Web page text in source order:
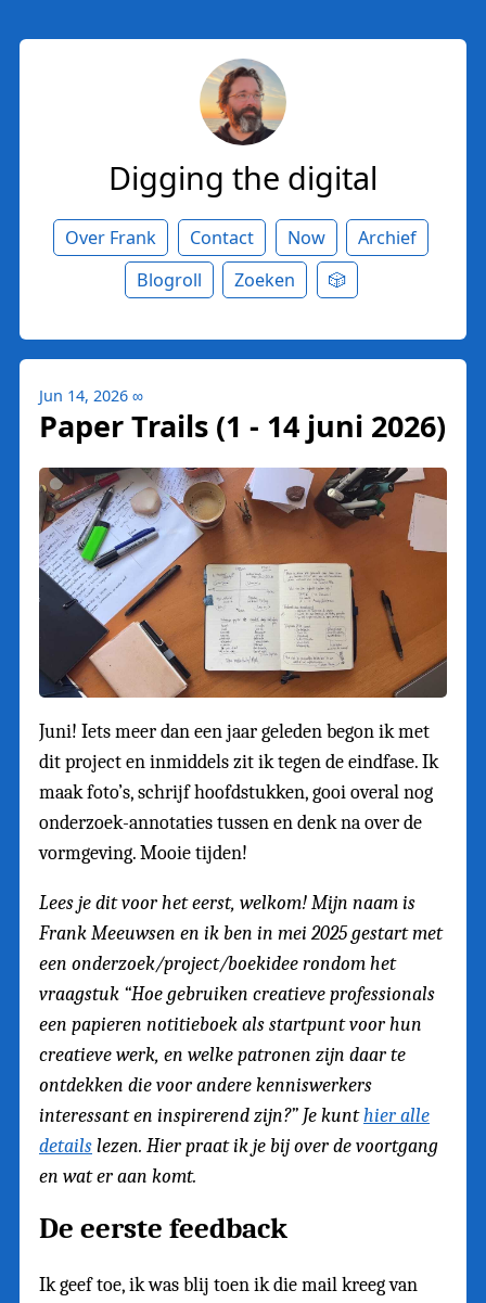
Digging the digital
Over Frank Contact Now
Archief
Blogroll
Zoeken 🎲
Jun 14, 2026 ∞
Paper Trails (1 - 14 juni 2026)
Juni! Iets meer dan een jaar geleden begon ik met
dit project en inmiddels zit ik tegen de eindfase. Ik
maak foto’s, schrijf hoofdstukken, gooi overal nog
onderzoek-annotaties tussen en denk na over de
vormgeving. Mooie tijden!
Lees je dit voor het eerst, welkom! Mijn naam is
Frank Meeuwsen en ik ben in mei 2025 gestart met
een onderzoek/project/boekidee rondom het
vraagstuk “Hoe gebruiken creatieve professionals
een papieren notitieboek als startpunt voor hun
creatieve werk, en welke patronen zijn daar te
ontdekken die voor andere kenniswerkers
interessant en inspirerend zijn?” Je kunthier alle
detailslezen. Hier praat ik je bij over de voortgang
en wat er aan komt.
De eerste feedback
Ik geef toe, ik was blij toen ik die mail kreeg van